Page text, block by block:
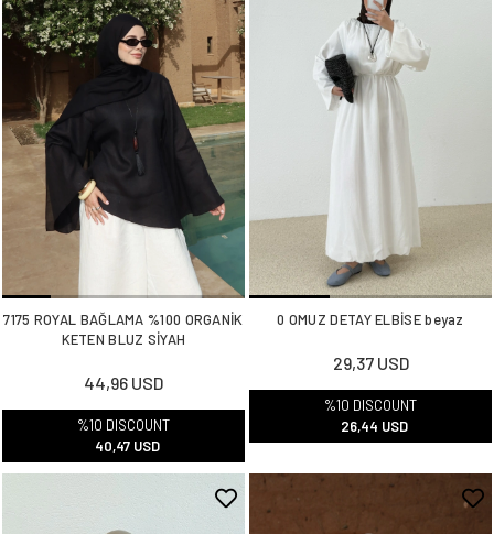
7175 ROYAL BAĞLAMA %100 ORGANİK
KETEN BLUZ SİYAH
44,96 USD
%10 DISCOUNT
40,47 USD
0 OMUZ DETAY ELBİSE beyaz
29,37 USD
%10 DISCOUNT
26,44 USD